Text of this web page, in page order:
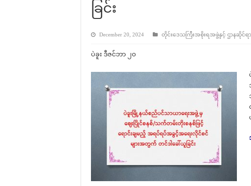
ခြင်း
December 20, 2024 တိုင်းဒေသကြီးအစိုးရအဖွဲ့နှင့် ဌာနဆိုင်ရာမ
ပဲခူး ဒီဇင်ဘာ ၂၀